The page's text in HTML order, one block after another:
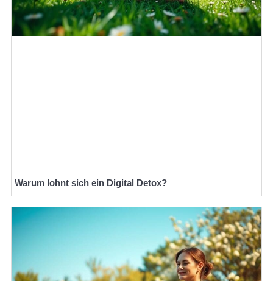
Warum lohnt sich ein Digital Detox?